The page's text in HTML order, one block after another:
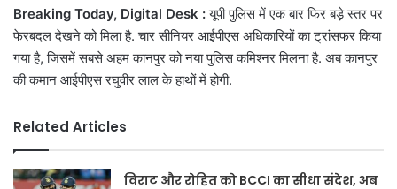
Breaking Today, Digital Desk :यूपी पुलिस में एक बार फिर बड़े स्तर पर
फेरबदल देखने को मिला है. चार सीनियर आईपीएस अधिकारियों का ट्रांसफर किया
गया है, जिसमें सबसे अहम कानपुर को नया पुलिस कमिश्नर मिलना है. अब कानपुर
की कमान आईपीएस रघुवीर लाल के हाथों में होगी.
Related Articles
विराट और रोहित को BCCI का सीधा संदेश, अब